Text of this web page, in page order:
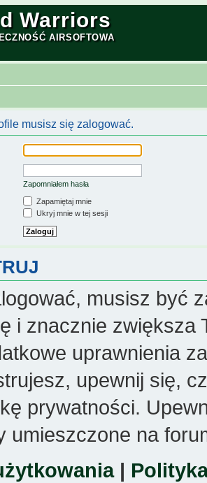
Warriors
AIRSOFTOWA
musisz się zalogować.
Zapomniałem hasła
Zapamiętaj mnie
Ukryj mnie w tej sesji
musisz być
i znacznie zwiększa
uprawnienia
upewnij się,
prywatności.
umieszczone na
|